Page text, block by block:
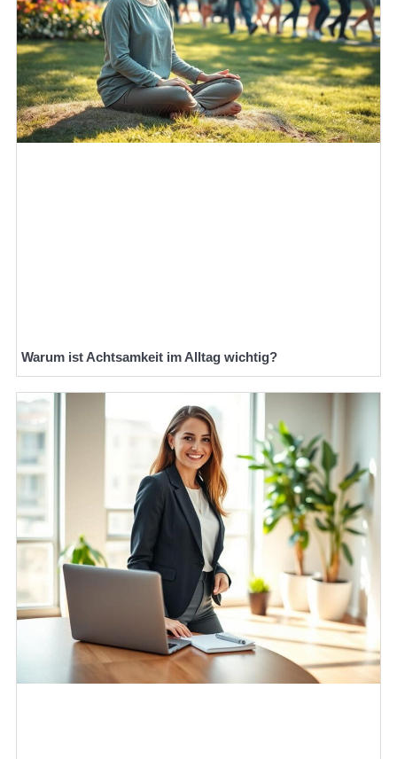
Warum ist Achtsamkeit im Alltag wichtig?